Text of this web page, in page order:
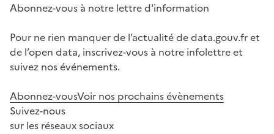
Abonnez-vous à notre lettre d'information
Pour ne rien manquer de l’actualité de data.gouv.fr et
de l’open data, inscrivez-vous à notre infolettre et
suivez nos événements.
Abonnez-vousVoir nos prochains évènements
Suivez-nous
sur les réseaux sociaux